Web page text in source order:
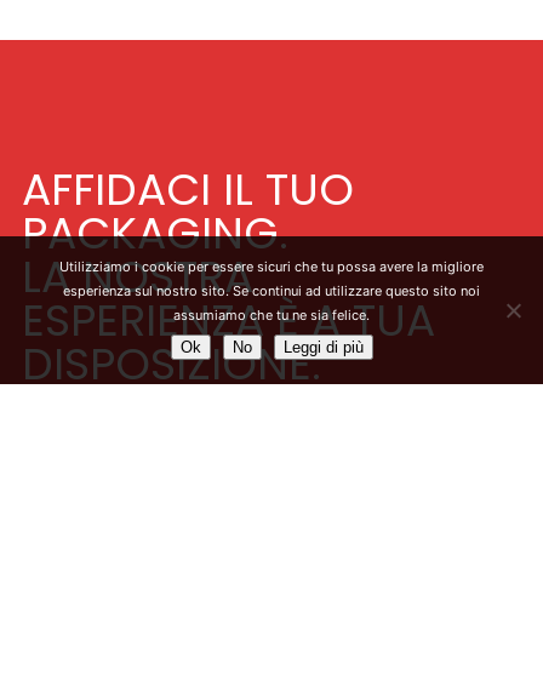
AFFIDACI IL TUO
PACKAGING.
LA NOSTRA
ESPERIENZA È A TUA
DISPOSIZIONE.
Utilizziamo i cookie per essere sicuri che tu possa avere la migliore
esperienza sul nostro sito. Se continui ad utilizzare questo sito noi
assumiamo che tu ne sia felice.
Ok No Leggi di più